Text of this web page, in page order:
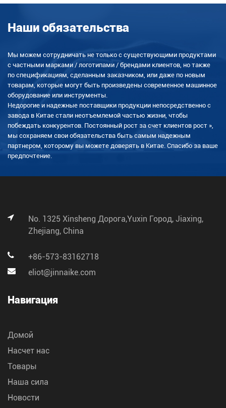
Наши обязательства
Мы можем сотрудничать не только с существующими продуктами
с частными марками / логотипами / брендами клиентов, но также
по спецификациям, сделанным заказчиком, или даже по новым
товарам, которые могут быть произведены современное машинное
оборудование или инструменты.
Недорогие и надежные поставщики продукции непосредственно с
завода в Китае стали неотъемлемой частью жизни, чтобы
побеждать конкурентов. Постоянный рост за счет клиентов рост »,
мы сохраняем свои обязательства быть самым надежным
партнером, которому вы можете доверять в Китае. Спасибо за ваше
предпочтение.
No. 1325 Xinsheng Дорога,Yuxin Город, Jiaxing,
Zhejiang, China
+86-573-83162718
eliot@jinnaike.com
Навигация
Домой
Насчет нас
Товары
Наша сила
Новости